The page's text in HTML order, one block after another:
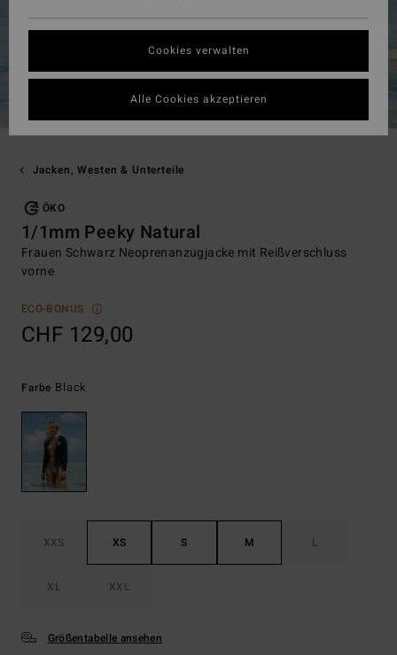
Jacken, Westen & Unterteile
ÖKO
1/1mm Peeky Natural
Frauen Schwarz Neoprenanzugjacke mit Reißverschluss
vorne
ECO-BONUS
CHF 129,00
Farbe Black
XXS XS S M L
XL XXL
Größentabelle ansehen
Cookies verwalten
Alle Cookies akzeptieren